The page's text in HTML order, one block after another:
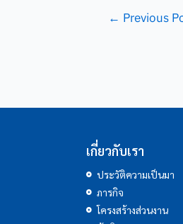
← Previous
เกี่ยวกับเรา
ประวัติความเป็นมา
ภารกิจ
โครงสร้างส่วนงาน